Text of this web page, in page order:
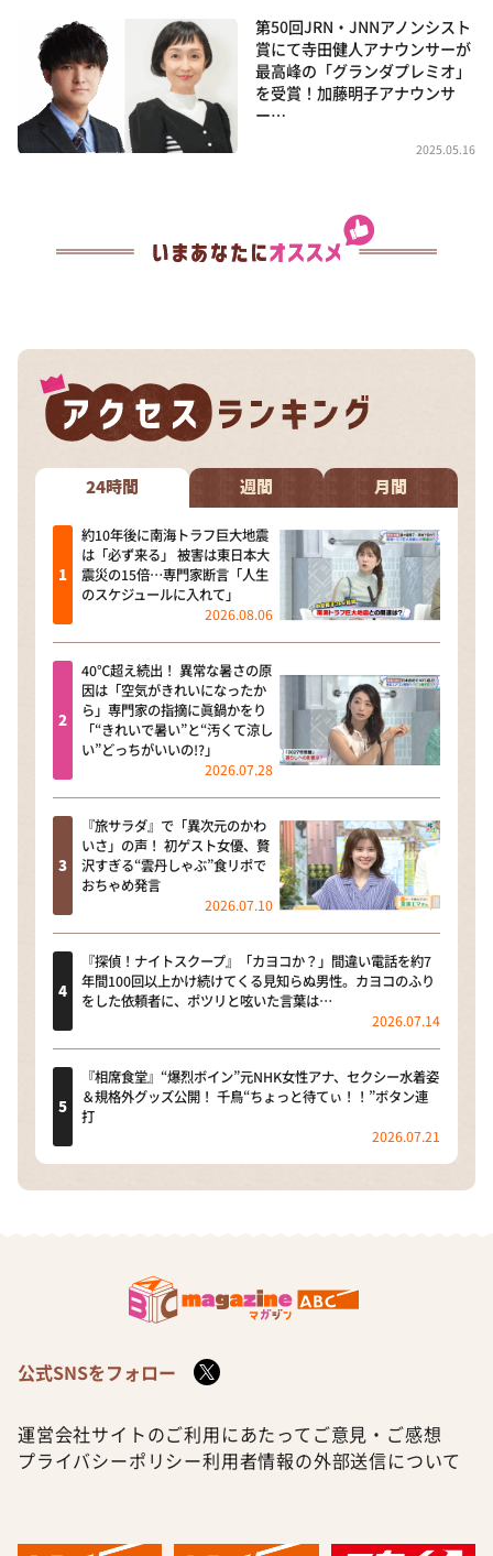
第50回JRN・JNNアノンシスト
賞にて寺田健人アナウンサーが
最高峰の「グランダプレミオ」
を受賞！加藤明子アナウンサ
ー…
2025.05.16
24時間 週間 月間
約10年後に南海トラフ巨大地震
は「必ず来る」 被害は東日本大
震災の15倍…専門家断言「人生
のスケジュールに入れて」
2026.08.06
40℃超え続出！ 異常な暑さの原
因は「空気がきれいになったか
ら」専門家の指摘に眞鍋かをり
「“きれいで暑い”と“汚くて涼し
い”どっちがいいの!?」
2026.07.28
『旅サラダ』で「異次元のかわ
いさ」の声！ 初ゲスト女優、贅
沢すぎる“雲丹しゃぶ”食リポで
おちゃめ発言
2026.07.10
『探偵！ナイトスクープ』「カヨコか？」間違い電話を約7
年間100回以上かけ続けてくる見知らぬ男性。カヨコのふり
をした依頼者に、ポツリと呟いた言葉は…
2026.07.14
『相席食堂』“爆烈ボイン”元NHK女性アナ、セクシー水着姿
＆規格外グッズ公開！ 千鳥“ちょっと待てぃ！！”ボタン連
打
2026.07.21
公式SNSをフォロー
運営会社サイトのご利用にあたって ご意見・ご感想
プライバシーポリシー利用者情報の外部送信について